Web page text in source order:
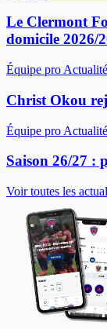
Le Clermont
domicile 2026/
Équipe pro
Christ Okou
Équipe pro
Saison 26/27 :
Voir toutes les